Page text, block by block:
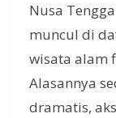
Nusa
muncul di
wisata alam
Alasannya
dramatis,